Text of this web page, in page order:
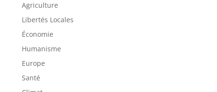
Agriculture
Libertés Locales
Économie
Humanisme
Europe
Santé